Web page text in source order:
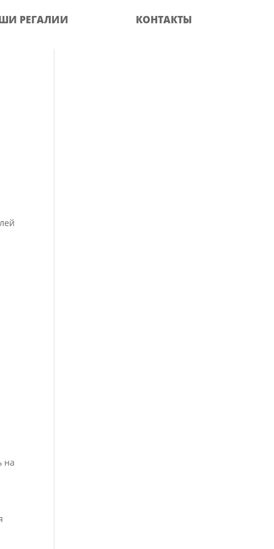
РЕГАЛИИ КОНТАКТЫ
на